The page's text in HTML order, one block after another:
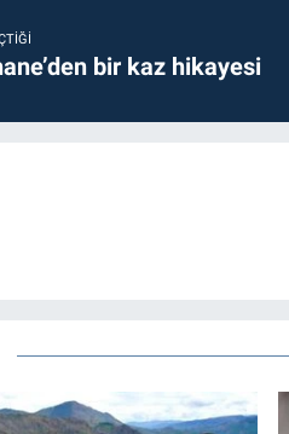
bir kaz hikayesi